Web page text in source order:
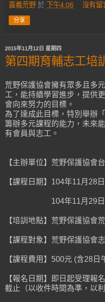
嘉義荒野 於 下午4:06 沒有留
分享
2015年11月12日 星期四
第四期育輔志工培
荒野保護協會擁有眾多且多
工，能持續學習進步，提供
會向來努力的目標。
為了達成此目標，特別舉辦
籌辦多元課程的能力，未來
有會員與志工。
【主辦單位】荒野保護協會
【課程日期】104年11月28
104年11月29日
【培訓地點】荒野保護協會
【課程對象】荒野保護協會
【課程費用】500元 (含28
【報名日期】即日起受理報
截止（以收件時間